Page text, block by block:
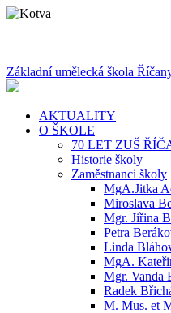
Základní umělecká škola
AKTUALITY
O ŠKOLE
70 LET ZUŠ
Historie školy
Zaměstnanci školy
MgA.Jitka
Miroslava
Mgr. Jiřina
Petra
Linda
MgA.
Mgr. Vanda
Radek
M. Mus. et